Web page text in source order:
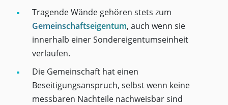
Tragende Wände gehören stets zum
Gemeinschaftseigentum, auch wenn sie
innerhalb einer Sondereigentumseinheit
verlaufen.
Die Gemeinschaft hat einen
Beseitigungsanspruch, selbst wenn keine
messbaren Nachteile nachweisbar sind